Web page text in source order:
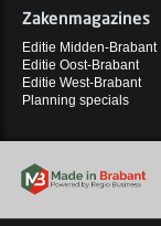
Zakenmagazines
Editie Midden-Brabant
Editie Oost-Brabant
Editie West-Brabant
Planning specials